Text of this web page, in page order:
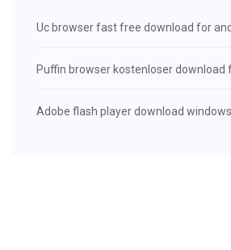
Uc browser fast free download for
Puffin browser kostenloser download
Adobe flash player download